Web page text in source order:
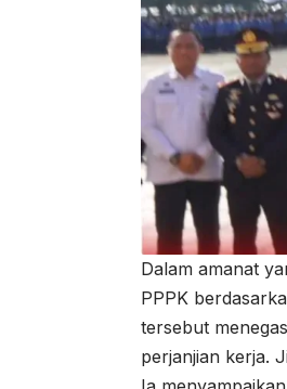
Dalam amanat
PPPK
tersebut
perjanjian kerja.